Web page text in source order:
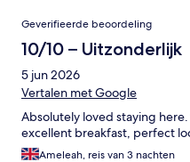
Beoordelingen
Geverifieerde beoordeling
10/10 – Uitzonderlijk
5 jun 2026
Vertalen met Google
Absolutely loved staying
excellent breakfast, perfect
Ameleah, reis van 3 nachten